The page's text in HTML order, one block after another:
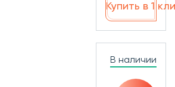
Купить в 1
В наличии